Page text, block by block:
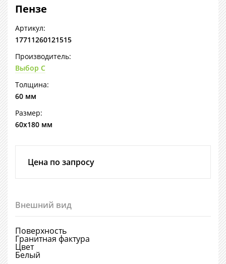
Пензе
Артикул:
17711260121515
Производитель:
Выбор С
Толщина:
60 мм
Размер:
60х180 мм
Цена по запросу
Внешний вид
Поверхность
Гранитная фактура
Цвет
Белый